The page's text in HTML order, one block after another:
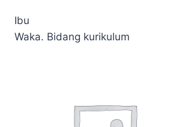
Ibu
Waka. Bidang kurikulum